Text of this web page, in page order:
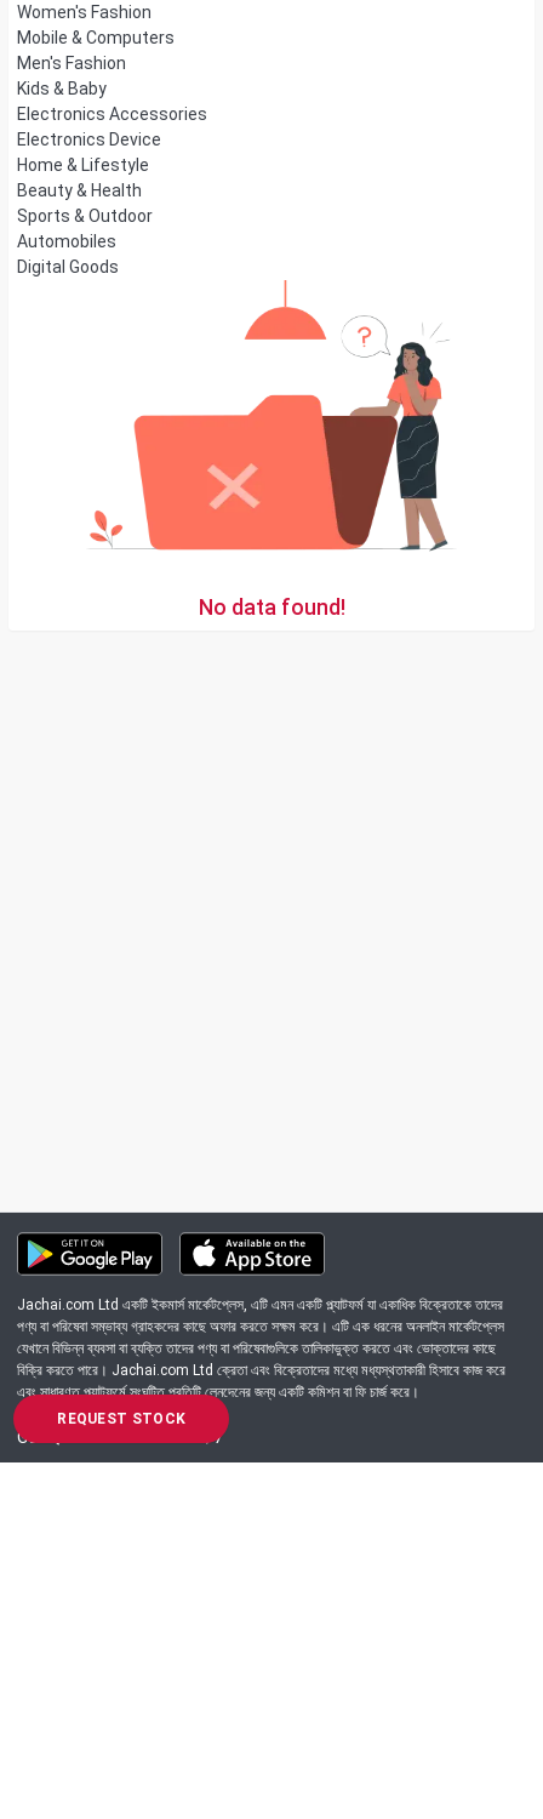
REQUEST STOCK
Women's Fashion
Mobile & Computers
Men's Fashion
Kids & Baby
Electronics Accessories
Electronics Device
Home & Lifestyle
Beauty & Health
Sports & Outdoor
Automobiles
Digital Goods
No data found!
Jachai.com Ltd একটি ইকমার্স মার্কেটপ্লেস, এটি এমন একটি প্ল্যাটফর্ম যা একাধিক বিক্রেতাকে তাদের
পণ্য বা পরিষেবা সম্ভাব্য গ্রাহকদের কাছে অফার করতে সক্ষম করে। এটি এক ধরনের অনলাইন মার্কেটপ্লেস
যেখানে বিভিন্ন ব্যবসা বা ব্যক্তি তাদের পণ্য বা পরিষেবাগুলিকে তালিকাভুক্ত করতে এবং ভোক্তাদের কাছে
বিক্রি করতে পারে। Jachai.com Ltd ক্রেতা এবং বিক্রেতাদের মধ্যে মধ্যস্থতাকারী হিসাবে কাজ করে
এবং সাধারণত প্ল্যাটফর্মে সংঘটিত প্রতিটি লেনদেনের জন্য একটি কমিশন বা ফি চার্জ করে।
Got Question? Call us 24/7